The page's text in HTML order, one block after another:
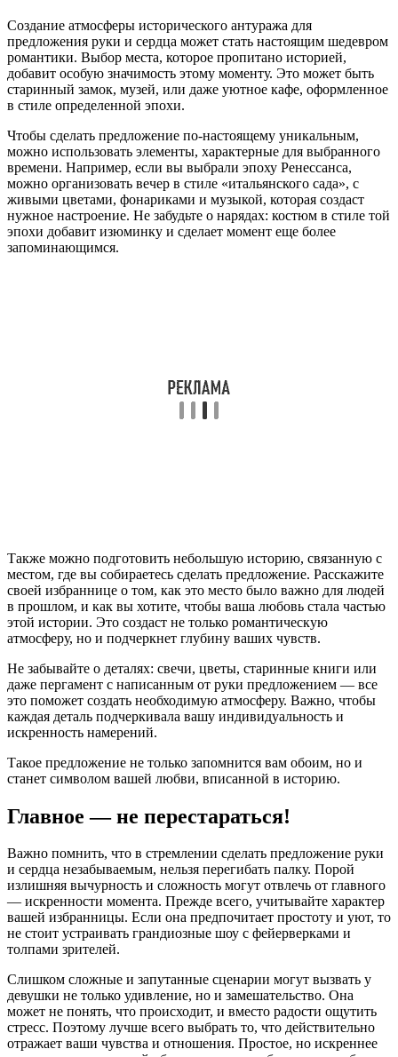
Создание атмосферы исторического антуража для
предложения руки и сердца может стать настоящим шедевром
романтики. Выбор места, которое пропитано историей,
добавит особую значимость этому моменту. Это может быть
старинный замок, музей, или даже уютное кафе, оформленное
в стиле определенной эпохи.
Чтобы сделать предложение по-настоящему уникальным,
можно использовать элементы, характерные для выбранного
времени. Например, если вы выбрали эпоху Ренессанса,
можно организовать вечер в стиле «итальянского сада», с
живыми цветами, фонариками и музыкой, которая создаст
нужное настроение. Не забудьте о нарядах: костюм в стиле той
эпохи добавит изюминку и сделает момент еще более
запоминающимся.
Также можно подготовить небольшую историю, связанную с
местом, где вы собираетесь сделать предложение. Расскажите
своей избраннице о том, как это место было важно для людей
в прошлом, и как вы хотите, чтобы ваша любовь стала частью
этой истории. Это создаст не только романтическую
атмосферу, но и подчеркнет глубину ваших чувств.
Не забывайте о деталях: свечи, цветы, старинные книги или
даже пергамент с написанным от руки предложением — все
это поможет создать необходимую атмосферу. Важно, чтобы
каждая деталь подчеркивала вашу индивидуальность и
искренность намерений.
Такое предложение не только запомнится вам обоим, но и
станет символом вашей любви, вписанной в историю.
Главное — не перестараться!
Важно помнить, что в стремлении сделать предложение руки
и сердца незабываемым, нельзя перегибать палку. Порой
излишняя вычурность и сложность могут отвлечь от главного
— искренности момента. Прежде всего, учитывайте характер
вашей избранницы. Если она предпочитает простоту и уют, то
не стоит устраивать грандиозные шоу с фейерверками и
толпами зрителей.
Слишком сложные и запутанные сценарии могут вызвать у
девушки не только удивление, но и замешательство. Она
может не понять, что происходит, и вместо радости ощутить
стресс. Поэтому лучше всего выбрать то, что действительно
отражает ваши чувства и отношения. Простое, но искреннее